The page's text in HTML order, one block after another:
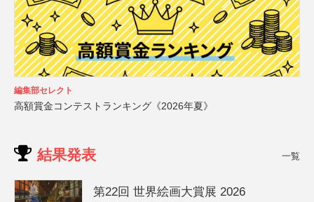
編集部セレクト
高額賞金コンテストランキング《2026年夏》
結果発表 一覧
第22回 世界絵画大賞展 2026